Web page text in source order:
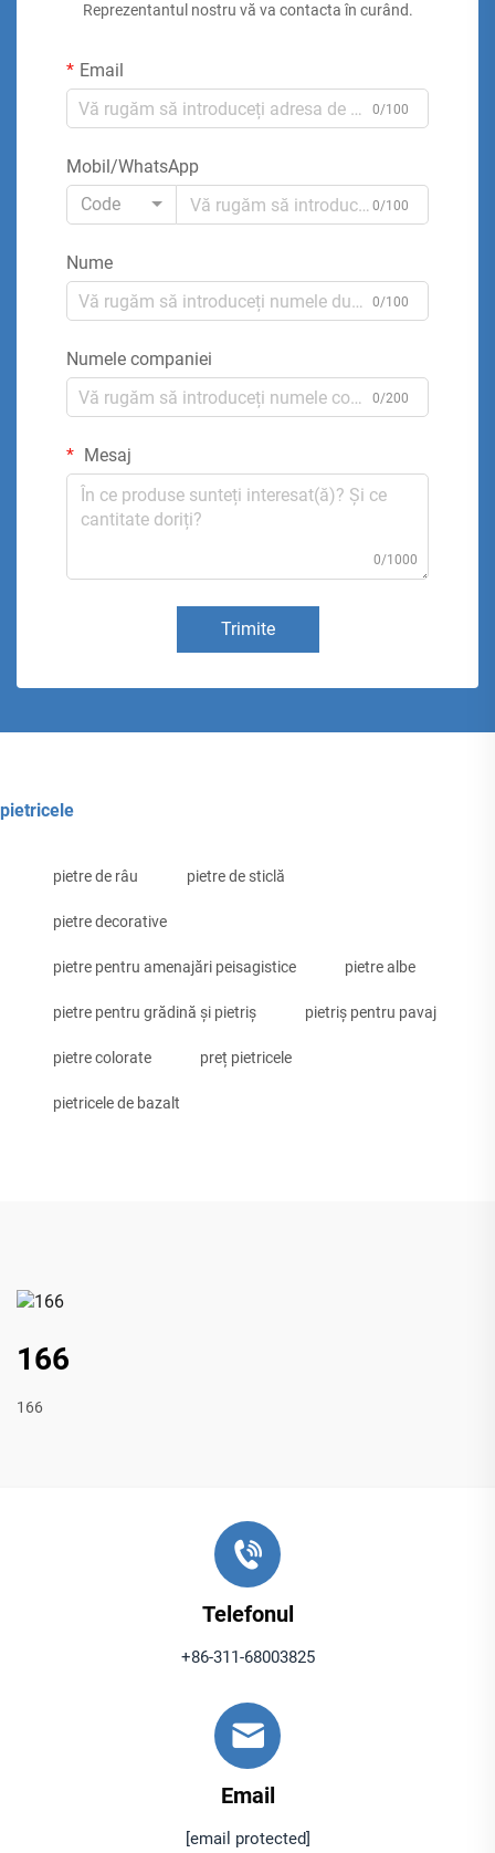
Reprezentantul nostru vă va contacta în curând.
Email
0/100
Mobil/WhatsApp
Code
0/100
Nume
0/100
Numele companiei
0/200
Mesaj
0/1000
Trimite
pietricele
pietre de râu pietre de sticlă
pietre decorative
pietre pentru amenajări peisagistice pietre albe
pietre pentru grădină și pietriș pietriș pentru pavaj
pietre colorate preț pietricele
pietricele de bazalt
166
166
Telefonul
+86-311-68003825
Email
[email protected]